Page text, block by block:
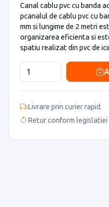
Canal cablu pvc cu banda
pcanalul de cablu pvc cu
mm si lungime de 2 metri
organizarea eficienta si
spatiu realizat din pvc de
Livrare prin curier rapid.
Retur conform legislatiei